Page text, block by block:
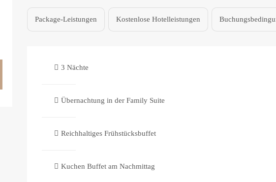
Package-Leistungen Kostenlose Hotelleistungen
3 Nächte
Übernachtung in der Family Suite
Reichhaltiges Frühstücksbuffet
Kuchen Buffet am Nachmittag